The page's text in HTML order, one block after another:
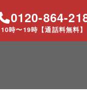
0120-864-
10時〜19時【通話料無料】